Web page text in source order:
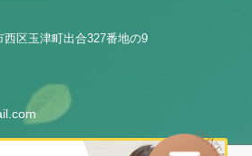
区玉津町出合327番地の9